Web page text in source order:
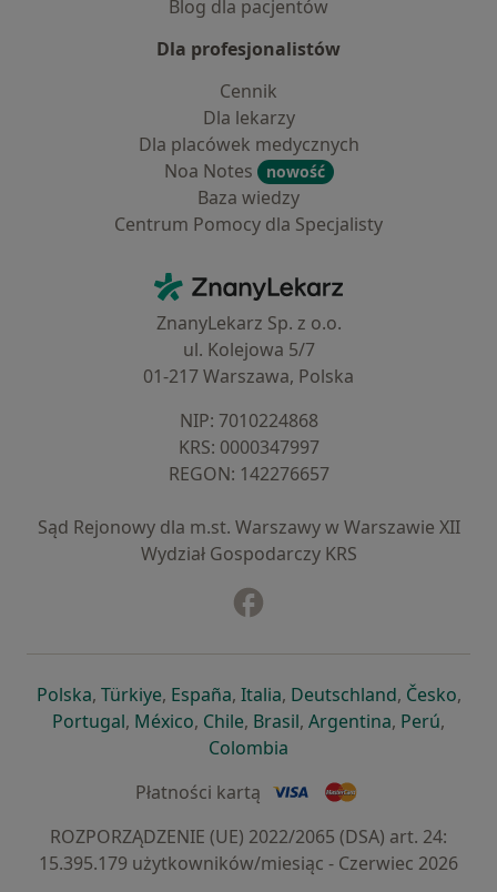
Blog dla pacjentów
Dla profesjonalistów
Cennik
Dla lekarzy
Dla placówek medycznych
Noa Notes
nowość
Baza wiedzy
Centrum Pomocy dla Specjalisty
ZnanyLekarz - Strona główna
ZnanyLekarz Sp. z o.o.
ul. Kolejowa 5/7
01-217 Warszawa, Polska
NIP: ⁠7010224868
KRS: ⁠0000347997
REGON: ⁠142276657
Sąd Rejonowy dla m.st. Warszawy w Warszawie XII
Wydział Gospodarczy KRS
Polskaotwiera się w nowej karcie
, Türkiyeotwiera się w nowej karcie
, Españaotwiera się w nowej karcie
, Italiaotwiera się w nowej
, Deutschlandotwiera się
, Česko,
Portugalotwiera się w nowej karcie
, Méxicootwiera się w nowej karcie
, Chileotwiera się w nowej karcie
, Brasilotwiera się w nowej
, Argentinaotwiera się
, Perú,
Colombia
Płatności kartą
ROZPORZĄDZENIE (UE) 2022/2065 (DSA) art. 24:
15.395.179 użytkowników/miesiąc - Czerwiec 2026